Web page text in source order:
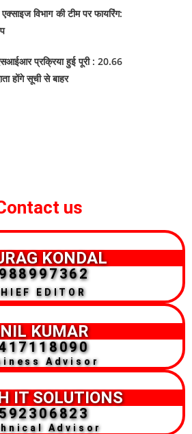
विभाग की टीम पर फायरिंग:
प्रक्रिया हुई पूरी : 20.66
होंगे सूची से बाहर
us
KONDAL
EDITOR
KUMAR
Advisor
IT SOLUTIONS
Advisor